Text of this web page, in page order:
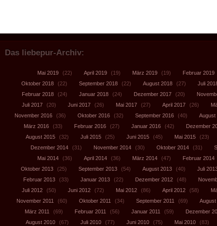
Das liebepur-Archiv:
Mai 2019 (22) April 2019 (19) März 2019 (19) Februar 2019
Oktober 2018
(22) September 2018 (22) August 2018 (27)
Juli
Februar 2018
(24) Januar 2018 (24) Dezember 2017 (20)
Juli 2017
(20) Juni 2017 (26) Mai 2017 (27) April 2017 (26)
November 2016
(36) Oktober 2016 (32) September 2016 (40)
August
März 2016
(33) Februar 2016 (27) Januar 2016 (42)
Dezember
August 2015
(32) Juli 2015 (25) Juni 2015 (45) Mai 2015
(23)
Dezember 2014
(31) November 2014 (30) Oktober 2014 (31)
Mai 2014
(36) April 2014 (36) März 2014 (47) Februar 2014
Oktober 2013
(25) September 2013 (54) August 2013 (40)
Juli
Februar 2013
(33) Januar 2013 (22) Dezember 2012 (48)
Juli 2012
(50) Juni 2012 (72) Mai 2012 (86) April 2012 (58)
November 2011
(60) Oktober 2011 (34) September 2011 (69)
August
März 2011
(69) Februar 2011 (56) Januar 2011 (59)
Dezember
August 2010
(67) Juli 2010 (77) Juni 2010 (75) Mai 2010
(83)